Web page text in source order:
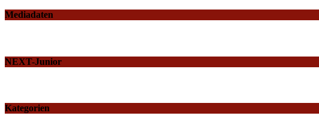
Mediadaten
NEXT-Junior
Kategorien